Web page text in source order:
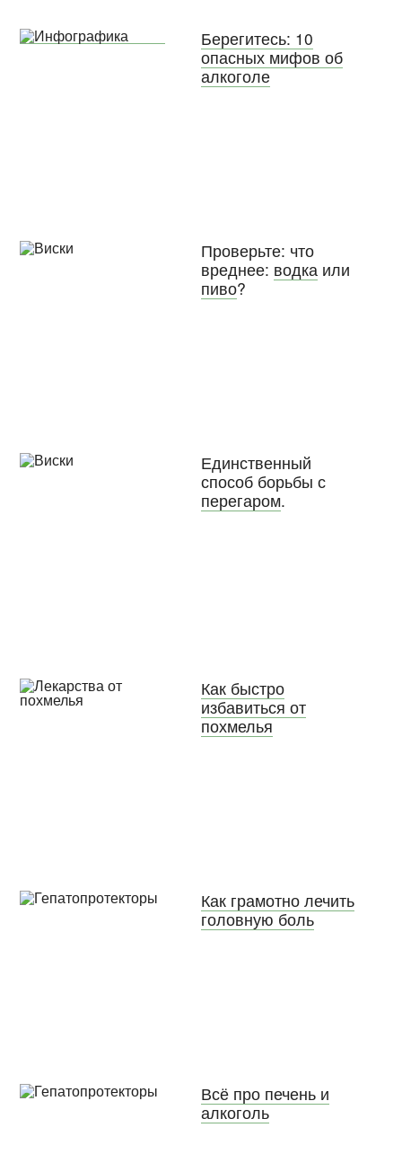
Берегитесь: 10
опасных мифов об
алкоголе
Проверьте: что
вреднее: водка или
пиво?
Единственный
способ борьбы с
перегаром.
Как быстро
избавиться от
похмелья
Как грамотно лечить
головную боль
Всё про печень и
алкоголь